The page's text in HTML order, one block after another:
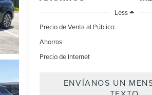
Less
Precio de Venta al Público:
Ahorros
Precio de Internet
ENVÍANOS UN